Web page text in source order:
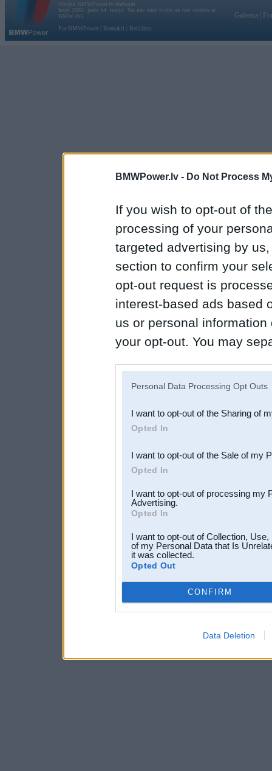
BMWPower.lv - Do Not Process
If you wish to opt-out of
processing of your
targeted advertising by
section to confirm your
opt-out request is
interest-based ads based
us or personal
your opt-out. You may
Downstream Participants
third parties.
Personal Data Processing Opt Outs
I want to opt-out of the Sharing of
Opted In
I want to opt-out of the Sale of my
Opted In
I want to opt-out of processing my
Advertising.
Opted In
I want to opt-out of Collection,
of my Personal Data that Is
it was collected.
Opted Out
CONFIRM
Data Deletion
Vortāls BMWPower.lv darbojas
kopš 2002. gada 14. maija. Tas nav auto klubs un nav saistīts ar
BMW AG.
Par BMWPower
Kontakti Reklāma
Galvena